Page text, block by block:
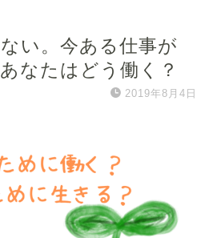
い。今ある仕事が
なたはどう働く？
2019年8月4日